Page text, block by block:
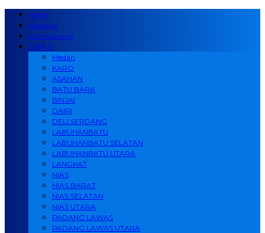
Home
Nasional
Internasional
SUMUT
Medan
KARO
ASAHAN
BATU BARA
BINJAI
DAIRI
DELI SERDANG
LABUHANBATU
LABUHANBATU SELATAN
LABUHANBATU UTARA
LANGKAT
NIAS
NIAS BARAT
NIAS SELATAN
NIAS UTARA
PADANG LAWAS
PADANG LAWAS UTARA